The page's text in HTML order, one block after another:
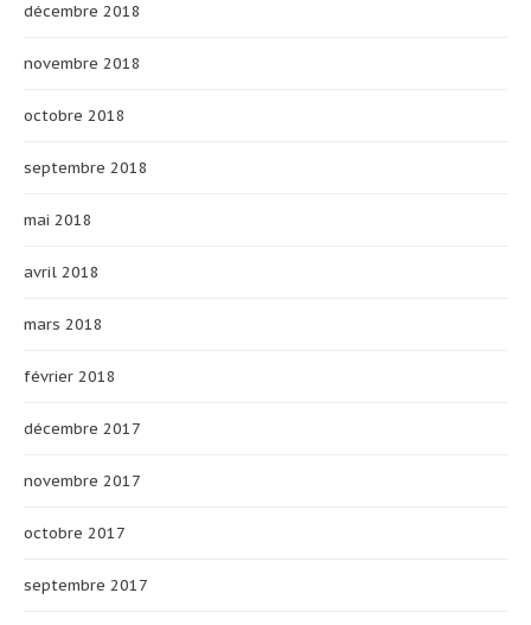
décembre 2018
novembre 2018
octobre 2018
septembre 2018
mai 2018
avril 2018
mars 2018
février 2018
décembre 2017
novembre 2017
octobre 2017
septembre 2017